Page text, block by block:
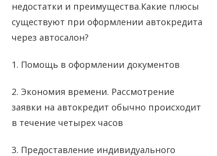
недостатки и преимущества.Какие плюсы
существуют при оформлении автокредита
через автосалон?
1. Помощь в оформлении документов
2. Экономия времени. Рассмотрение
заявки на автокредит обычно происходит
в течение четырех часов
3. Предоставление индивидуального